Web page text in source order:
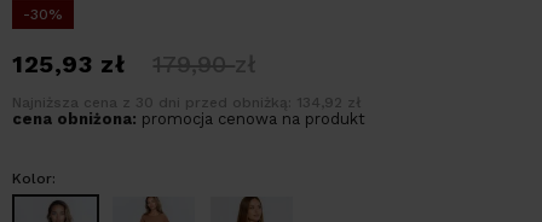
-30%
125,93 zł 179,90zł
Najniższa cena z 30 dni przed obniżką: 134,92 zł
cena obniżona: promocja cenowa na produkt
Kolor: